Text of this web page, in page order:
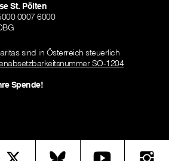
St. Pölten
0007 6000
sind in Österreich steuerlich
SO-1204
Spende!